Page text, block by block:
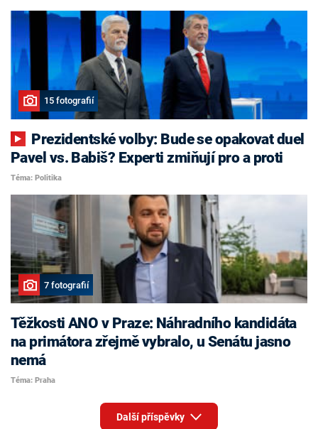
15 fotografií
Pavel vs. Babiš? Experti zmiňují pro a proti
Téma: Politika
7 fotografií
Těžkosti ANO v Praze: Náhradního kandidáta
na primátora zřejmě vybralo, u Senátu jasno
nemá
Téma: Praha
Další příspěvky